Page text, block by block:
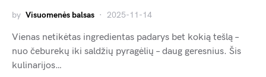
by Visuomenės balsas 2025-11-14
Vienas netikėtas ingredientas padarys bet kokią tešlą –
nuo čeburekų iki saldžių pyragėlių – daug geresnius. Šis
kulinarijos…